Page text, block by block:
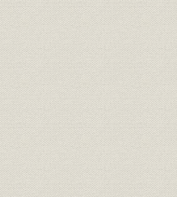
契約異動一覧表(金額)
契約期により分ちたる第二十五
期末及第三十五期末現在契約件
数
契約期により分ちたる第二十五
期末及第三十五期末現在契約金
額
予定死亡及実際死亡比較表(人
員)
予定死亡及実際死亡比較表(金
額)